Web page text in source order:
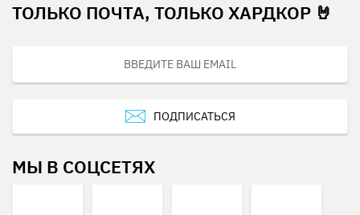
ТОЛЬКО ПОЧТА, ТОЛЬКО ХАРДКОР 🤘
ПОДПИСАТЬСЯ
МЫ В СОЦСЕТЯХ